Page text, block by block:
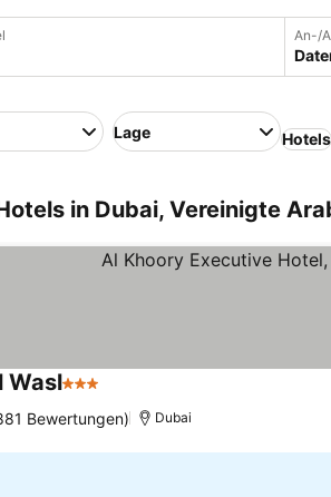
An-/
Lage Hotels
in Dubai, Vereinigte
Wasl3 Sterne
Bewertungen) Dubai